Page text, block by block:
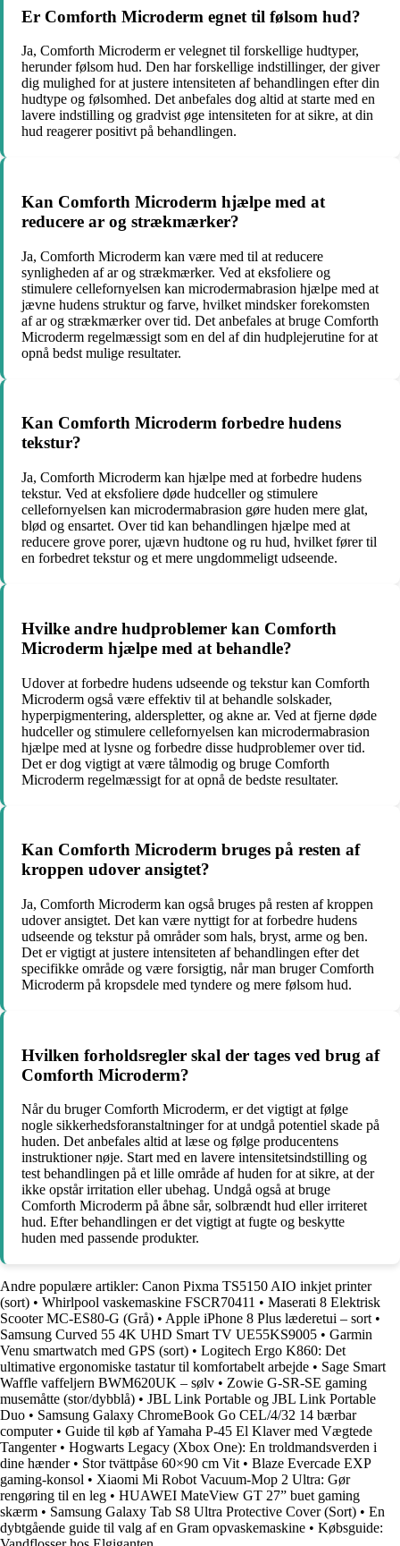
Er Comforth Microderm egnet til følsom hud?
Ja, Comforth Microderm er velegnet til forskellige hudtyper,
herunder følsom hud. Den har forskellige indstillinger, der giver
dig mulighed for at justere intensiteten af behandlingen efter din
hudtype og følsomhed. Det anbefales dog altid at starte med en
lavere indstilling og gradvist øge intensiteten for at sikre, at din
hud reagerer positivt på behandlingen.
Kan Comforth Microderm hjælpe med at
reducere ar og strækmærker?
Ja, Comforth Microderm kan være med til at reducere
synligheden af ar og strækmærker. Ved at eksfoliere og
stimulere cellefornyelsen kan microdermabrasion hjælpe med at
jævne hudens struktur og farve, hvilket mindsker forekomsten
af ar og strækmærker over tid. Det anbefales at bruge Comforth
Microderm regelmæssigt som en del af din hudplejerutine for at
opnå bedst mulige resultater.
Kan Comforth Microderm forbedre hudens
tekstur?
Ja, Comforth Microderm kan hjælpe med at forbedre hudens
tekstur. Ved at eksfoliere døde hudceller og stimulere
cellefornyelsen kan microdermabrasion gøre huden mere glat,
blød og ensartet. Over tid kan behandlingen hjælpe med at
reducere grove porer, ujævn hudtone og ru hud, hvilket fører til
en forbedret tekstur og et mere ungdommeligt udseende.
Hvilke andre hudproblemer kan Comforth
Microderm hjælpe med at behandle?
Udover at forbedre hudens udseende og tekstur kan Comforth
Microderm også være effektiv til at behandle solskader,
hyperpigmentering, alderspletter, og akne ar. Ved at fjerne døde
hudceller og stimulere cellefornyelsen kan microdermabrasion
hjælpe med at lysne og forbedre disse hudproblemer over tid.
Det er dog vigtigt at være tålmodig og bruge Comforth
Microderm regelmæssigt for at opnå de bedste resultater.
Kan Comforth Microderm bruges på resten af
kroppen udover ansigtet?
Ja, Comforth Microderm kan også bruges på resten af kroppen
udover ansigtet. Det kan være nyttigt for at forbedre hudens
udseende og tekstur på områder som hals, bryst, arme og ben.
Det er vigtigt at justere intensiteten af behandlingen efter det
specifikke område og være forsigtig, når man bruger Comforth
Microderm på kropsdele med tyndere og mere følsom hud.
Hvilken forholdsregler skal der tages ved brug af
Comforth Microderm?
Når du bruger Comforth Microderm, er det vigtigt at følge
nogle sikkerhedsforanstaltninger for at undgå potentiel skade på
huden. Det anbefales altid at læse og følge producentens
instruktioner nøje. Start med en lavere intensitetsindstilling og
test behandlingen på et lille område af huden for at sikre, at der
ikke opstår irritation eller ubehag. Undgå også at bruge
Comforth Microderm på åbne sår, solbrændt hud eller irriteret
hud. Efter behandlingen er det vigtigt at fugte og beskytte
huden med passende produkter.
Andre populære artikler: Canon Pixma TS5150 AIO inkjet printer
(sort) • Whirlpool vaskemaskine FSCR70411 • Maserati 8 Elektrisk
Scooter MC-ES80-G (Grå) • Apple iPhone 8 Plus læderetui – sort•
Samsung Curved 55 4K UHD Smart TV UE55KS9005 • Garmin
Venu smartwatch med GPS (sort) • Logitech Ergo K860: Det
ultimative ergonomiske tastatur til komfortabelt arbejde • Sage Smart
Waffle vaffeljern BWM620UK – sølv • Zowie G-SR-SE gaming
musemåtte (stor/dybblå) • JBL Link Portable og JBL Link Portable
Duo • Samsung Galaxy ChromeBook Go CEL/4/32 14 bærbar
computer• Guide til køb af Yamaha P-45 El Klaver med Vægtede
Tangenter• Hogwarts Legacy (Xbox One): En troldmandsverden i
dine hænder• Stor tvättpåse 60×90 cm Vit• Blaze Evercade EXP
gaming-konsol • Xiaomi Mi Robot Vacuum-Mop 2 Ultra: Gør
rengøring til en leg • HUAWEI MateView GT 27” buet gaming
skærm • Samsung Galaxy Tab S8 Ultra Protective Cover (Sort) • En
dybtgående guide til valg af en Gram opvaskemaskine • Købsguide: